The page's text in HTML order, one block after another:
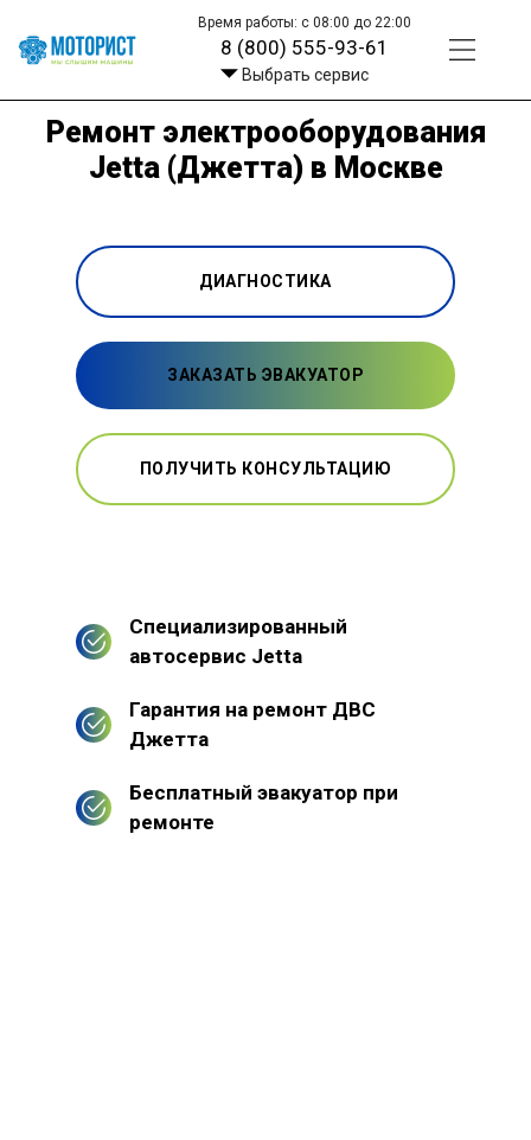
Время работы: с 08:00 до 22:00
8 (800) 555-93-61
Выбрать сервис
Ремонт электрооборудования
Jetta (Джетта) в Москве
ДИАГНОСТИКА
ЗАКАЗАТЬ ЭВАКУАТОР
ПОЛУЧИТЬ КОНСУЛЬТАЦИЮ
Специализированный
автосервис Jetta
Гарантия на ремонт ДВС
Джетта
Бесплатный эвакуатор при
ремонте